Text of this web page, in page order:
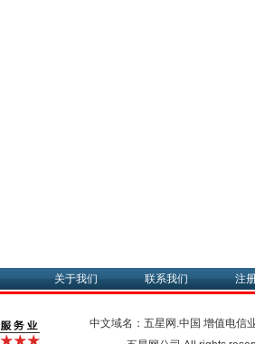
关于我们 联系我们 注
中文域名：五星网.中国 增值电信